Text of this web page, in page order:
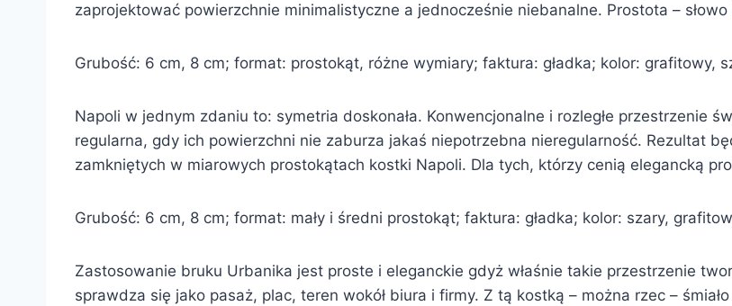
zaprojektować powierzchnie minimalistyczne a jednocześnie niebanalne. Prostota –
Grubość: 6 cm, 8 cm; format: prostokąt, różne wymiary; faktura: gładka; kolor: grafitowy,
Napoli w jednym zdaniu to: symetria doskonała. Konwencjonalne i rozległe przestrzenie
regularna, gdy ich powierzchni nie zaburza jakaś niepotrzebna nieregularność. Rezultat
zamkniętych w miarowych prostokątach kostki Napoli. Dla tych, którzy cenią elegancką
Grubość: 6 cm, 8 cm; format: mały i średni prostokąt; faktura: gładka; kolor: szary,
Zastosowanie bruku Urbanika jest proste i eleganckie gdyż właśnie takie przestrzenie
sprawdza się jako pasaż, plac, teren wokół biura i firmy. Z tą kostką – można rzec –